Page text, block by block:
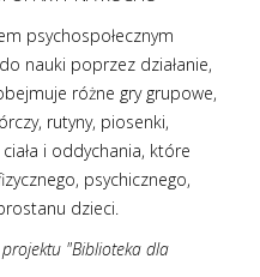
psychospołecznym
nauki poprzez działanie,
różne gry grupowe,
rutyny, piosenki,
i oddychania, które
psychicznego,
dzieci.
"Biblioteka dla